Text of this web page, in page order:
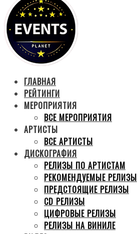
ГЛАВНАЯ
РЕЙТИНГИ
МЕРОПРИЯТИЯ
ВСЕ МЕРОПРИЯТИЯ
АРТИСТЫ
ВСЕ АРТИСТЫ
ДИСКОГРАФИЯ
РЕЛИЗЫ ПО АРТИСТАМ
РЕКОМЕНДУЕМЫЕ РЕЛИЗЫ
ПРЕДСТОЯЩИЕ РЕЛИЗЫ
CD РЕЛИЗЫ
ЦИФРОВЫЕ РЕЛИЗЫ
РЕЛИЗЫ НА ВИНИЛЕ